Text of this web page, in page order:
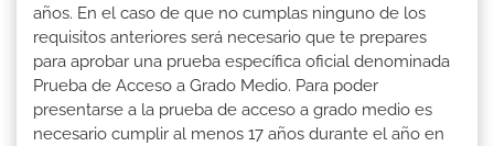
años. En el caso de que no cumplas ninguno de los
requisitos anteriores será necesario que te prepares
para aprobar una prueba específica oficial denominada
Prueba de Acceso a Grado Medio. Para poder
presentarse a la prueba de acceso a grado medio es
necesario cumplir al menos 17 años durante el año en